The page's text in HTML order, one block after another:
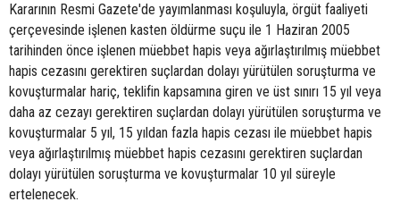
Kararının Resmi Gazete'de yayımlanması koşuluyla, örgüt faaliyeti
çerçevesinde işlenen kasten öldürme suçu ile 1 Haziran 2005
tarihinden önce işlenen müebbet hapis veya ağırlaştırılmış müebbet
hapis cezasını gerektiren suçlardan dolayı yürütülen soruşturma ve
kovuşturmalar hariç, teklifin kapsamına giren ve üst sınırı 15 yıl veya
daha az cezayı gerektiren suçlardan dolayı yürütülen soruşturma ve
kovuşturmalar 5 yıl, 15 yıldan fazla hapis cezası ile müebbet hapis
veya ağırlaştırılmış müebbet hapis cezasını gerektiren suçlardan
dolayı yürütülen soruşturma ve kovuşturmalar 10 yıl süreyle
ertelenecek.